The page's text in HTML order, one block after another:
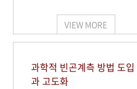
VIEW MORE
과학적 빈곤계측 방법 도입
과 고도화